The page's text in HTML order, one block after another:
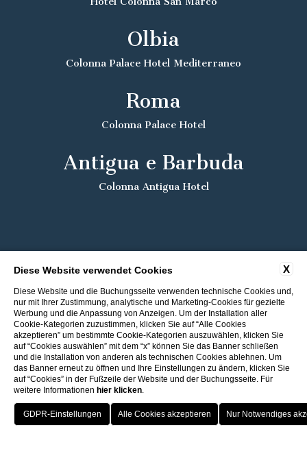
Rückkehr zu den ITI Hotels
Porto Cervo - Colonna Resort
S. Teresa di Gallura - Grand Hotel Colonna Capo Testa
Bester Preis
HOTEL OFFERTE VANTAGGI PRENOTA
Olbia
Colonna Palace Hotel Mediterraneo
Roma
Colonna Palace Hotel
Antigua e Barbuda
Colonna Antigua Hotel
X
Diese Website verwendet Cookies
Diese Website und die Buchungsseite verwenden technische Cookies und,
nur mit Ihrer Zustimmung, analytische und Marketing-Cookies für gezielte
Werbung und die Anpassung von Anzeigen. Um der Installation aller
Cookie-Kategorien zuzustimmen, klicken Sie auf “Alle Cookies
akzeptieren” um bestimmte Cookie-Kategorien auszuwählen, klicken Sie
auf “Cookies auswählen” mit dem “x” können Sie das Banner schließen
und die Installation von anderen als technischen Cookies ablehnen. Um
das Banner erneut zu öffnen und Ihre Einstellungen zu ändern, klicken Sie
auf “Cookies” in der Fußzeile der Website und der Buchungsseite. Für
weitere Informationen hier klicken.